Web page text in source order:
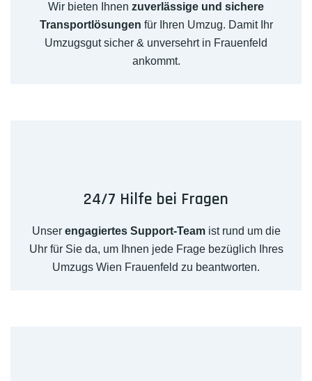
Wir bieten Ihnen zuverlässige und sichere
Transportlösungen für Ihren Umzug. Damit Ihr
Umzugsgut sicher & unversehrt in Frauenfeld
ankommt.
24/7 Hilfe bei Fragen
Unser engagiertes Support-Teamist rund um die
Uhr für Sie da, um Ihnen jede Frage bezüglich Ihres
Umzugs Wien Frauenfeld zu beantworten.